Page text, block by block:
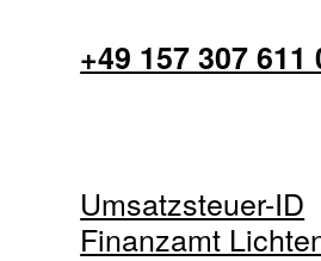
+49 157 307 611
Umsatzsteuer-ID
Finanzamt